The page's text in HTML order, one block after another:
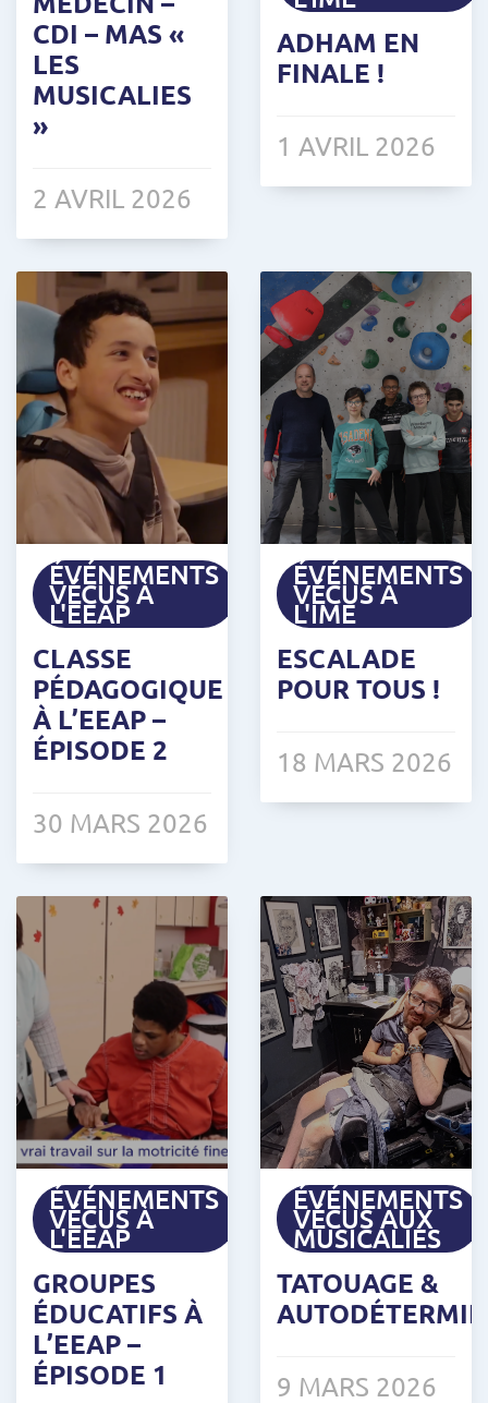
CDI – MAS «
LES
MUSICALIES
»
2 AVRIL 2026
ADHAM EN
FINALE !
1 AVRIL 2026
ÉVÉNEMENTS
VÉCUS À
L'EEAP
CLASSE
PÉDAGOGIQUE
À L’EEAP –
ÉPISODE 2
30 MARS 2026
ÉVÉNEMENTS
VÉCUS À
L'IME
ESCALADE
POUR TOUS !
18 MARS 2026
ÉVÉNEMENTS
VÉCUS À
L'EEAP
GROUPES
ÉDUCATIFS À
L’EEAP –
ÉPISODE 1
ÉVÉNEMENTS
VÉCUS AUX
MUSICALIES
TATOUAGE &
9 MARS 2026